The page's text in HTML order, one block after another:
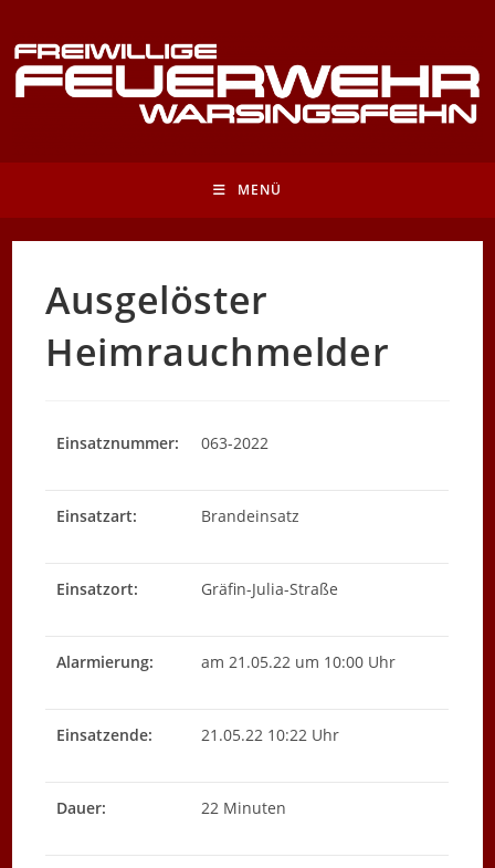
Inhalt
springen
MENÜ
Ausgelöster
Heimrauchmelder
Einsatznummer: 063-2022
Einsatzart: Brandeinsatz
Einsatzort: Gräfin-Julia-Straße
Alarmierung: am 21.05.22 um 10:00 Uhr
Einsatzende: 21.05.22 10:22 Uhr
Dauer: 22 Minuten